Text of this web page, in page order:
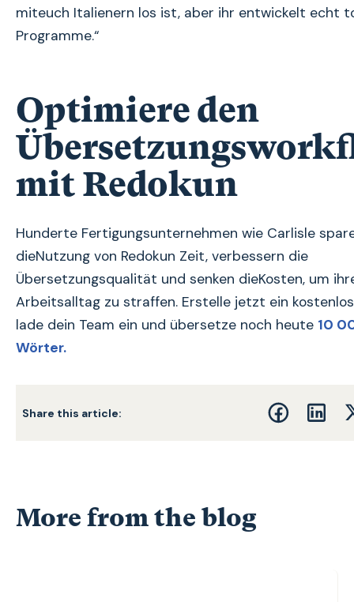
miteuch Italienern los ist, aber ihr entwickelt echt
Programme.“
Optimiere den
mit Redokun
Hunderte Fertigungsunternehmen wie Carlisle
dieNutzung von Redokun Zeit, verbessern die
Übersetzungsqualität und senken dieKosten, um
Arbeitsalltag zu straffen. Erstelle jetzt ein
lade dein Team ein und übersetze noch heute 10
Wörter.
Share this article:
More from the blog